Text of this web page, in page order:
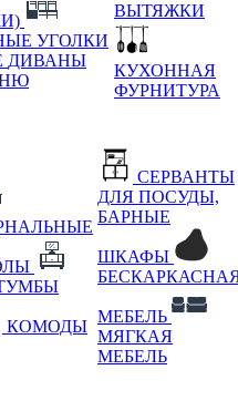
УГОЛКИ
ДИВАНЫ
ВЫТЯЖКИ
КУХОННАЯ
ФУРНИТУРА
КОМОДЫ
СЕРВАНТЫ
ДЛЯ ПОСУДЫ,
БАРНЫЕ
ШКАФЫ
МЕБЕЛЬ
МЯГКАЯ
МЕБЕЛЬ